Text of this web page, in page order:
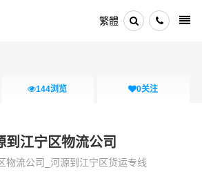
繁體
144浏览 0关注
到江宁区物流公司
物流公司_河源到江宁区货运专线